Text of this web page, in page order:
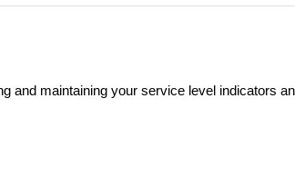
and maintaining your service level indicators